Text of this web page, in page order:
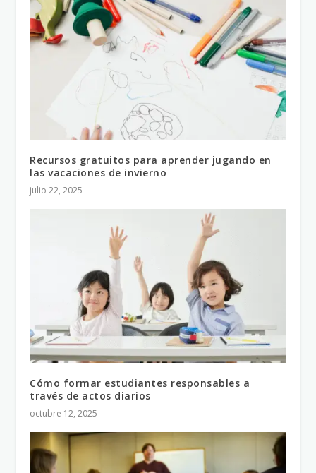
Recursos gratuitos para aprender jugando en
las vacaciones de invierno
julio 22, 2025
Cómo formar estudiantes responsables a
través de actos diarios
octubre 12, 2025